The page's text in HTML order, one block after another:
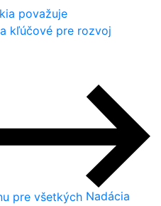
považuje
kľúčové pre rozvoj
Nadácia